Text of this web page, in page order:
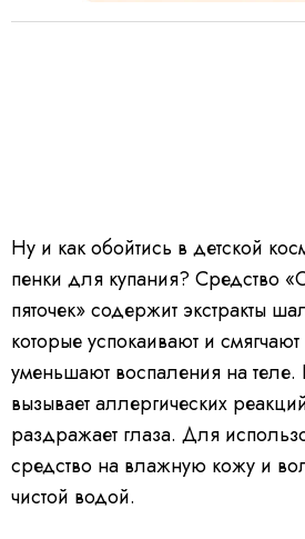
Ну и как обойтись в детской
пенки для купания? Средство
пяточек» содержит экстракты
которые успокаивают и
уменьшают воспаления на теле.
вызывает аллергических
раздражает глаза. Для
средство на влажную кожу и
чистой водой.